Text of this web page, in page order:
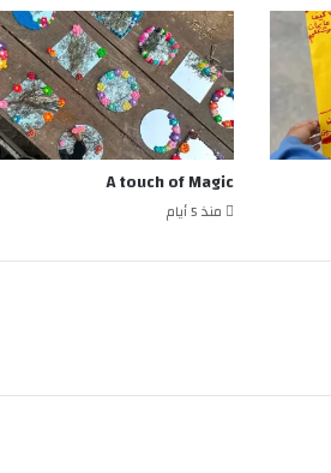
A touch of Magic
منذ 5 أيام